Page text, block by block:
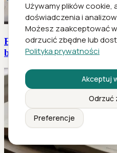
Używamy plików cookie,
doświadczenia i
Możesz zaakceptować
odrzucić zbędne lub
Polityka prywatności
Akceptuj
Odrzuć
Preferencje
Efektywne planowanie
bez iluzji